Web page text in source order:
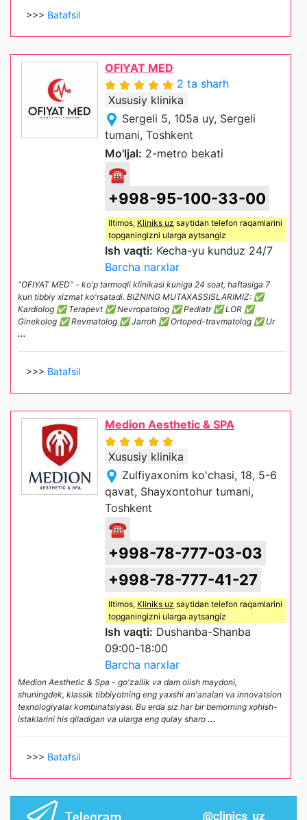
>>> Batafsil
OFIYAT MED
2 ta sharh
Xususiy klinika
Sergeli 5, 105a uy, Sergeli
tumani, Toshkent
Mo'ljal: 2-metro bekati
☎
+998-95-100-33-00
Iltimos, Kliniks uz saytidan telefon raqamlarini
topganingizni ularga aytsangiz
Ish vaqti: Kecha-yu kunduz 24/7
Barcha narxlar
“OFIYAT MED” - ko'p tarmoqli klinikasi kuniga 24 soat, haftasiga 7
kun tibbiy xizmat ko'rsatadi. BIZNING MUTAXASSISLARIMIZ: ✅
Kardiolog ✅ Terapevt ✅ Nevropatolog ✅ Pediatr ✅ LOR ✅
Ginekolog ✅ Revmatolog ✅ Jarroh ✅ Ortoped-travmatolog ✅ Ur
...
>>> Batafsil
Medion Aesthetic & SPA
Xususiy klinika
Zulfiyaxonim ko'chasi, 18, 5-6
qavat, Shayxontohur tumani,
Toshkent
☎
+998-78-777-03-03
+998-78-777-41-27
Iltimos, Kliniks uz saytidan telefon raqamlarini
topganingizni ularga aytsangiz
Ish vaqti: Dushanba-Shanba
09:00-18:00
Barcha narxlar
Medion Aesthetic & Spa - go'zallik va dam olish maydoni,
shuningdek, klassik tibbiyotning eng yaxshi an'analari va innovatsion
texnologiyalar kombinatsiyasi. Bu erda siz har bir bemorning xohish-
istaklarini his qiladigan va ularga eng qulay sharo ...
>>> Batafsil